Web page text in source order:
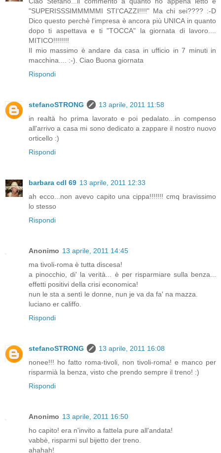
"SUPERISSSIMMMMMI STI'CAZZI!!!!" Ma chi sei???? :-D
Dico questo perchè l'impresa è ancora più UNICA in quanto
dopo ti aspettava e ti "TOCCA" la giornata di lavoro....
MITICO!!!!!!!!
Il mio massimo è andare da casa in ufficio in 7 minuti in
macchina.... :-). Ciao Buona giornata
Rispondi
stefanoSTRONG
13 aprile, 2011 11:58
in realtà ho prima lavorato e poi pedalato...in compenso
all'arrivo a casa mi sono dedicato a zappare il nostro nuovo
orticello :)
Rispondi
barbara cdl 69 13 aprile, 2011 12:33
ah ecco...non avevo capito una cippa!!!!!!! cmq bravissimo
lo stesso
Rispondi
Anonimo 13 aprile, 2011 14:45
ma tivoli-roma è tutta discesa!
a pinocchio, di' la verità... è per risparmiare sulla benza...
effetti positivi della crisi economica!
nun le sta a sentì le donne, nun je va da fa' na mazza.
luciano er califfo.
Rispondi
stefanoSTRONG
13 aprile, 2011 16:08
nonee!!! ho fatto roma-tivoli, non tivoli-roma! e manco per
risparmià la benza, visto che prendo sempre il treno! :)
Rispondi
Anonimo 13 aprile, 2011 16:50
ho capito! era n'invito a fattela pure all'andata!
vabbè, risparmi sul bijetto der treno.
ahahah!